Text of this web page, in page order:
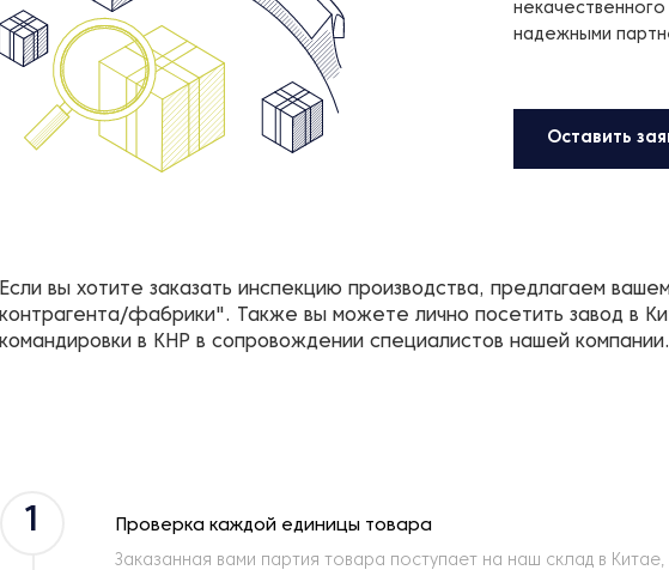
надежными
Оставить
Если вы хотите заказать инспекцию производства, предлагаем
контрагента/фабрики". Также вы можете лично посетить завод в
командировки в КНР в сопровождении специалистов нашей компании.
1 Проверка каждой единицы товара
Заказанная вами партия товара поступает на наш склад в Китае,